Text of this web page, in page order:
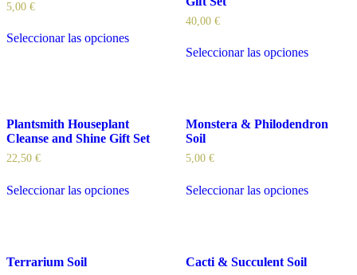
5,00 €
Seleccionar las opciones
40,00 €
Seleccionar las opciones
Plantsmith Houseplant
Cleanse and Shine Gift Set
22,50 €
Seleccionar las opciones
Monstera & Philodendron
Soil
5,00 €
Seleccionar las opciones
Terrarium Soil Cacti & Succulent Soil